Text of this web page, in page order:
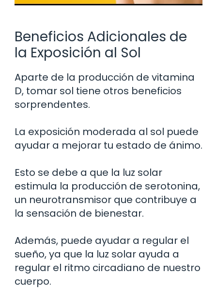
Beneficios Adicionales de
la Exposición al Sol
Aparte de la producción de vitamina
D, tomar sol tiene otros beneficios
sorprendentes.
La exposición moderada al sol puede
ayudar a mejorar tu estado de ánimo.
Esto se debe a que la luz solar
estimula la producción de serotonina,
un neurotransmisor que contribuye a
la sensación de bienestar.
Además, puede ayudar a regular el
sueño, ya que la luz solar ayuda a
regular el ritmo circadiano de nuestro
cuerpo.